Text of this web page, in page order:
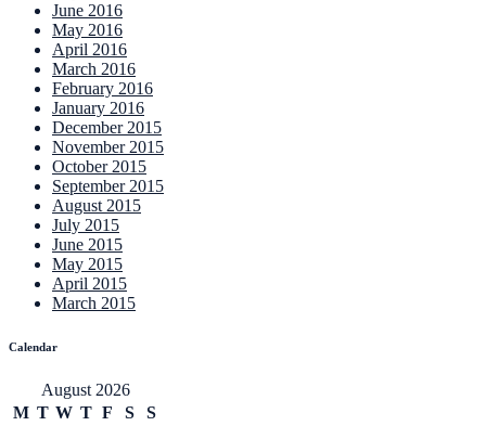
June 2016
May 2016
April 2016
March 2016
February 2016
January 2016
December 2015
November 2015
October 2015
September 2015
August 2015
July 2015
June 2015
May 2015
April 2015
March 2015
Calendar
August 2026
M T W T F S
S